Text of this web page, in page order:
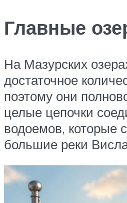
Главные
На Мазурских
достаточное
поэтому они
целые цепочки
водоемов, которые
большие реки